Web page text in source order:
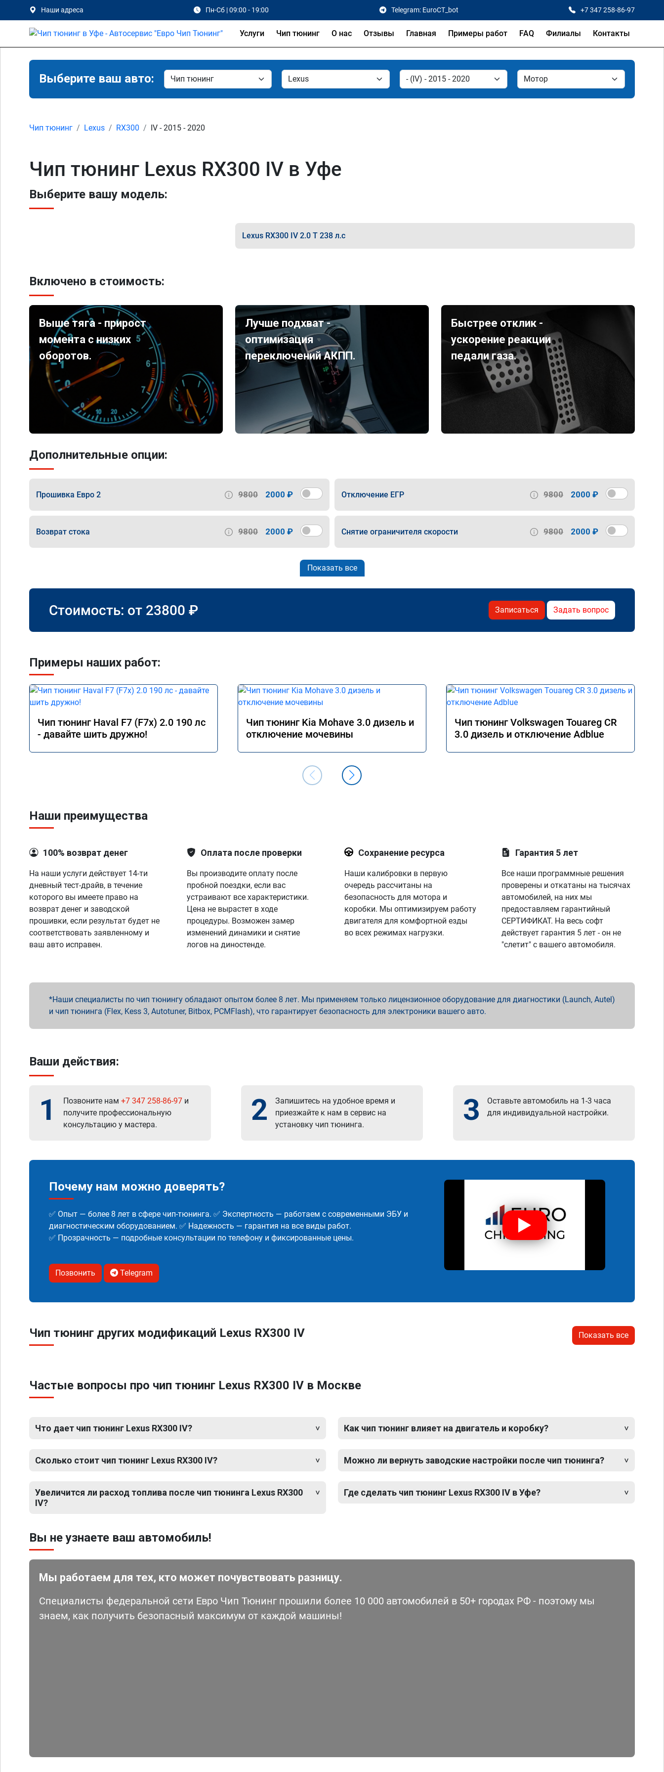
Наши адреса Пн-Сб | 09:00 - 19:00 Telegram: EuroCT_bot +7 347 258-86-97
Услуги Чип тюнинг О нас Отзывы Главная Примеры работ FAQ Филиалы Контакты
Выберите ваш авто:
Чип тюнинг Lexus RX300 IV - 2015 - 2020
Чип тюнинг Lexus RX300 IV в Уфе
Выберите вашу модель:
Lexus RX300 IV 2.0 T 238 л.с
Включено в стоимость:
Выше тяга - прирост
момента с низких
оборотов.
Лучше подхват -
оптимизация
переключений АКПП.
Быстрее отклик -
ускорение реакции
педали газа.
Дополнительные опции:
Прошивка Евро 2 9800 2000 ₽ Отключение ЕГР 9800 2000 ₽
Возврат стока 9800 2000 ₽ Снятие ограничителя скорости 9800 2000 ₽
Показать все
Стоимость: от 23800 ₽ Записаться Задать вопрос
Примеры наших работ:
Чип тюнинг Haval F7 (F7x) 2.0 190 лс
- давайте шить дружно!
Чип тюнинг Kia Mohave 3.0 дизель и
отключение мочевины
Чип тюнинг Volkswagen Touareg CR
3.0 дизель и отключение Adblue
Наши преимущества
100% возврат денег
На наши услуги действует 14-ти
дневный тест-драйв, в течение
которого вы имеете право на
возврат денег и заводской
прошивки, если результат будет не
соответствовать заявленному и
ваш авто исправен.
Оплата после проверки
Вы производите оплату после
пробной поездки, если вас
устраивают все характеристики.
Цена не вырастет в ходе
процедуры. Возможен замер
изменений динамики и снятие
логов на диностенде.
Сохранение ресурса
Наши калибровки в первую
очередь рассчитаны на
безопасность для мотора и
коробки. Мы оптимизируем работу
двигателя для комфортной езды
во всех режимах нагрузки.
Гарантия 5 лет
Все наши программные решения
проверены и откатаны на тысячах
автомобилей, на них мы
предоставляем гарантийный
СЕРТИФИКАТ. На весь софт
действует гарантия 5 лет - он не
"слетит" с вашего автомобиля.
Наши специалисты по чип тюнингу обладают опытом более 8 лет. Мы применяем только лицензионное оборудование для диагностики (Launch, Autel)
и чип тюнинга (Flex, Kess 3, Autotuner, Bitbox, PCMFlash), что гарантирует безопасность для электроники вашего авто.
Ваши действия:
1 Позвоните нам +7 347 258-86-97 и
получите профессиональную
консультацию у мастера.
2
Запишитесь на удобное время и
приезжайте к нам в сервис на
установку чип тюнинга.
3
Оставьте автомобиль на 1-3 часа
для индивидуальной настройки.
Почему нам можно доверять?
✅ Опыт — более 8 лет в сфере чип-тюнинга. ✅ Экспертность — работаем с современными ЭБУ и
диагностическим оборудованием. ✅ Надежность — гарантия на все виды работ.
✅ Прозрачность — подробные консультации по телефону и фиксированные цены.
Позвонить Telegram
Чип тюнинг других модификаций Lexus RX300 IV Показать все
Частые вопросы про чип тюнинг Lexus RX300 IV в Москве
Что дает чип тюнинг Lexus RX300 IV?
Сколько стоит чип тюнинг Lexus RX300 IV?
Увеличится ли расход топлива после чип тюнинга Lexus RX300
IV?
Как чип тюнинг влияет на двигатель и коробку?
Можно ли вернуть заводские настройки после чип тюнинга?
Где сделать чип тюнинг Lexus RX300 IV в Уфе?
Вы не узнаете ваш автомобиль!
Мы работаем для тех, кто может почувствовать разницу.
Специалисты федеральной сети Евро Чип Тюнинг прошили более 10 000 автомобилей в 50+ городах РФ - поэтому мы
знаем, как получить безопасный максимум от каждой машины!